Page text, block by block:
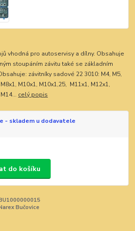
vhodná pro autoservisy a dílny. Obsahuje
stoupáním závitu také se základním
závitníky sadové 22 3010: M4, M5,
M10x1, M10x1,25, M11x1, M12x1,
celý popis
- skladem u dodavatele
do košíku
Bučovice